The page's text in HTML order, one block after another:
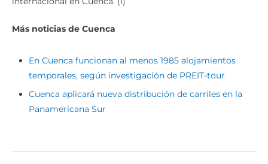
Más noticias de Cuenca
En Cuenca funcionan al menos 1985 alojamientos
temporales, según investigación de PREIT-tour
Cuenca aplicará nueva distribución de carriles en la
Panamericana Sur